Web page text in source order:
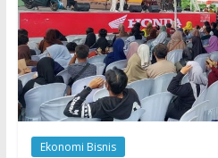
Ekonomi Bisnis